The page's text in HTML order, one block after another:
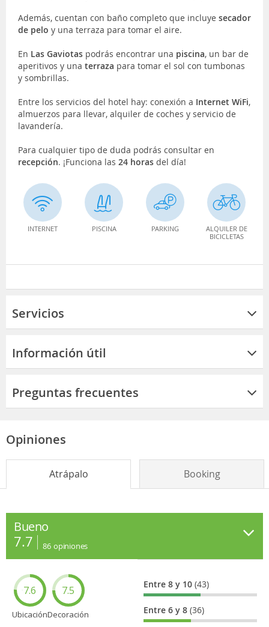
Además, cuentan con baño completo que incluye secador
de pelo y una terraza para tomar el aire.
En Las Gaviotas podrás encontrar una piscina, un bar de
aperitivos y una terraza para tomar el sol con tumbonas
y sombrillas.
Entre los servicios del hotel hay: conexión a Internet WiFi,
almuerzos para llevar, alquiler de coches y servicio de
lavandería.
Para cualquier tipo de duda podrás consultar en
recepción. ¡Funciona las 24 horas del día!
INTERNET PISCINA PARKING
ALQUILER DE
BICICLETAS
Servicios
Información útil
Preguntas frecuentes
Opiniones
Atrápalo Booking
Bueno
7.7 86 opiniones
7.6
Ubicación
7.5
Decoración
Entre 8 y 10(43)
Entre 6 y 8(36)